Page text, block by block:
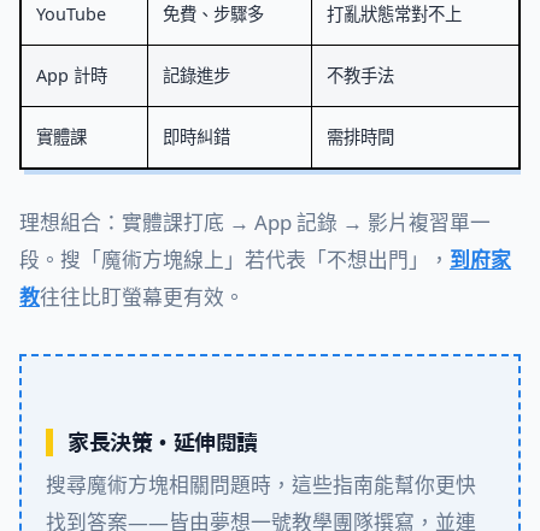
YouTube 免費、步驟多 打亂狀態常對不上
App 計時 記錄進步 不教手法
實體課 即時糾錯 需排時間
理想組合：實體課打底 → App 記錄 → 影片複習單一
段。搜「魔術方塊線上」若代表「不想出門」， 到府家
教往往比盯螢幕更有效。
家長決策・延伸閱讀
搜尋魔術方塊相關問題時，這些指南能幫你更快
找到答案——皆由夢想一號教學團隊撰寫，並連